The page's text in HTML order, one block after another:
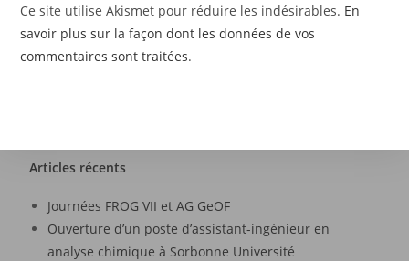
Ce site utilise Akismet pour réduire les indésirables. En
savoir plus sur la façon dont les données de vos
commentaires sont traitées.
Articles récents
Journées FROG VII et AG GeOF
Ouverture d’un poste d’assistant-ingénieur en
analyse chimique à Sorbonne Université